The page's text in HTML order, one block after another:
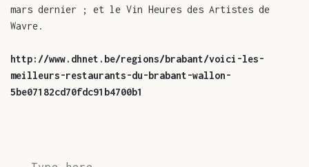
mars dernier ; et le Vin Heures des Artistes de
Wavre.
http://www.dhnet.be/regions/brabant/voici-les-
meilleurs-restaurants-du-brabant-wallon-
5be07182cd70fdc91b4700b1